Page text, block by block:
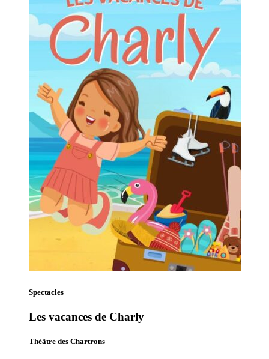
Spectacles
Les vacances de Charly
Théâtre des Chartrons